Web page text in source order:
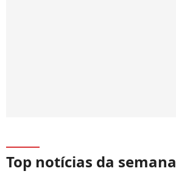
Top notícias da semana